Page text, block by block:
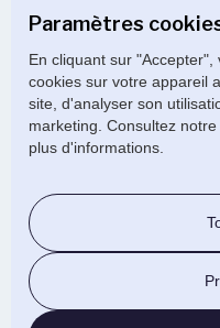
Conclusion: En
adaptée à vos besoins,
économies importantes
vous optiez pour une
renforts optiques, il est
différentes offres
meilleure couverture
Paramètres
En cliquant sur
cookies sur votre appareil
site, d'analyser son
marketing. Consultez
plus d'informations.